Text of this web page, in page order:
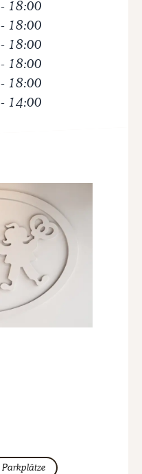
- 18:00
- 18:00
- 18:00
- 18:00
- 18:00
- 14:00
Parkplätze